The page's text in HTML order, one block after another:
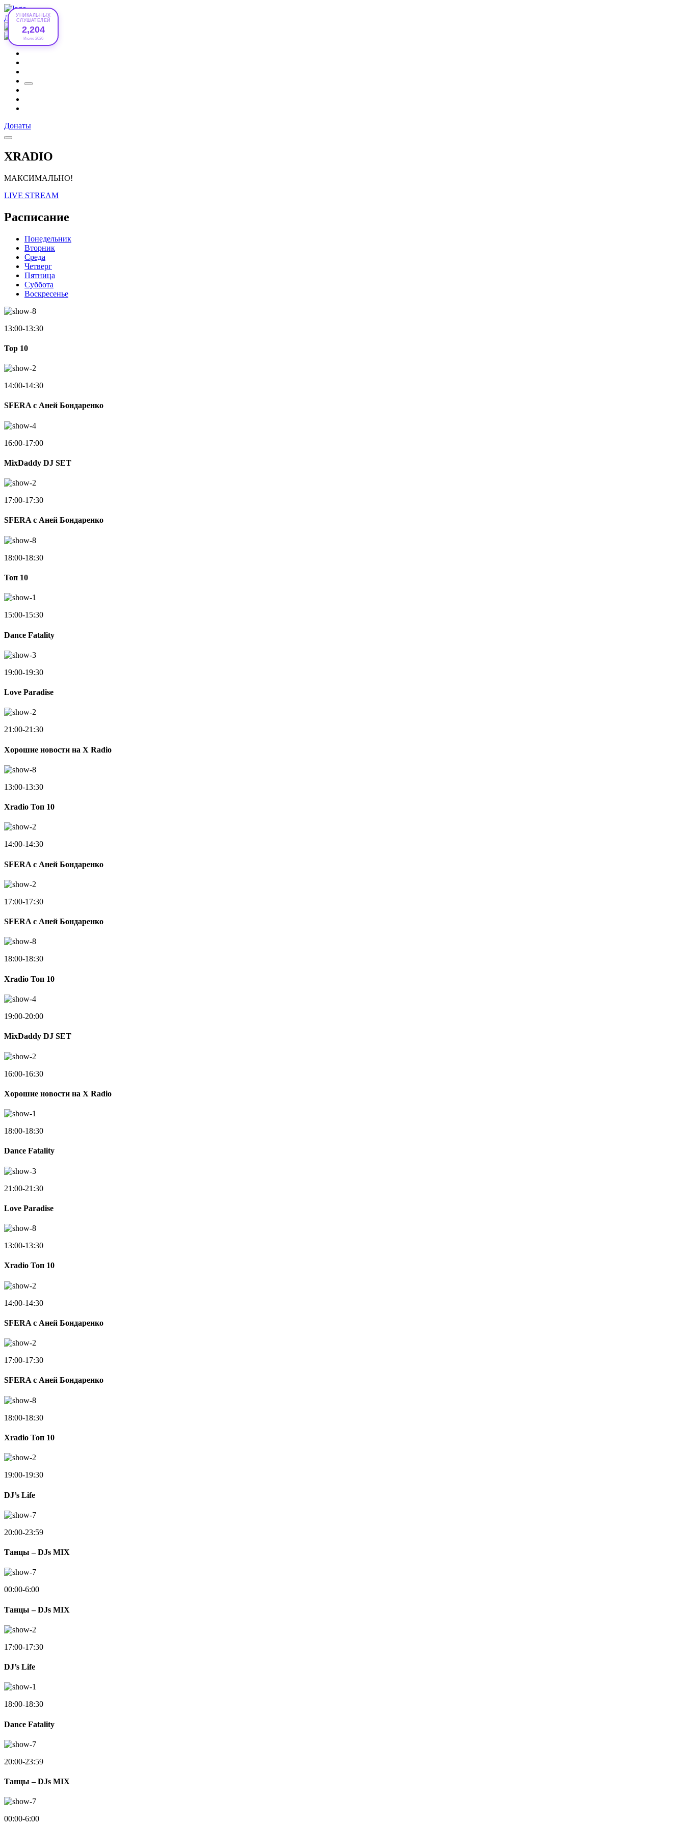
УНИКАЛЬНЫХ
СЛУШАТЕЛЕЙ
2,204
Июле 2026
Донаты
Донаты
XRADIO
МАКСИМАЛЬНО!
LIVE STREAM
Расписание
Понедельник
Вторник
Среда
Четверг
Пятница
Суббота
Воскресенье
13:00-13:30
Top 10
14:00-14:30
SFERA с Аней Бондаренко
16:00-17:00
MixDaddy DJ SET
17:00-17:30
SFERA с Аней Бондаренко
18:00-18:30
Toп 10
15:00-15:30
Dance Fatality
19:00-19:30
Love Paradise
21:00-21:30
Хорошие новости на X Radio
13:00-13:30
Xradio Топ 10
14:00-14:30
SFERA с Аней Бондаренко
17:00-17:30
SFERA с Аней Бондаренко
18:00-18:30
Xradio Топ 10
19:00-20:00
MixDaddy DJ SET
16:00-16:30
Хорошие новости на X Radio
18:00-18:30
Dance Fatality
21:00-21:30
Love Paradise
13:00-13:30
Xradio Топ 10
14:00-14:30
SFERA с Аней Бондаренко
17:00-17:30
SFERA с Аней Бондаренко
18:00-18:30
Xradio Топ 10
19:00-19:30
DJ’s Life
20:00-23:59
Танцы – DJs MIX
00:00-6:00
Танцы – DJs MIX
17:00-17:30
DJ’s Life
18:00-18:30
Dance Fatality
20:00-23:59
Танцы – DJs MIX
00:00-6:00